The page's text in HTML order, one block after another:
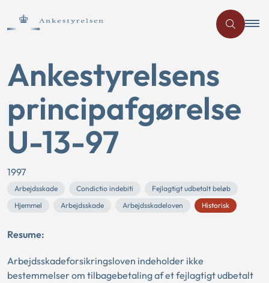
Ankestyrelsens
principafgørelse
U-13-97
1997
Arbejdsskade Condictio indebiti
Fejlagtigt udbetalt beløb
Hjemmel
Arbejdsskade Arbejdsskadeloven Historisk
Resume:
Arbejdsskadeforsikringsloven indeholder ikke
bestemmelser om tilbagebetaling af et fejlagtigt udbetalt